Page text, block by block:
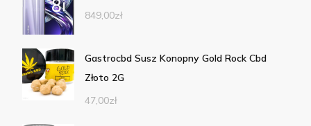
849,00zł
Gastrocbd Susz Konopny Gold Rock Cbd
Złoto 2G
47,00zł